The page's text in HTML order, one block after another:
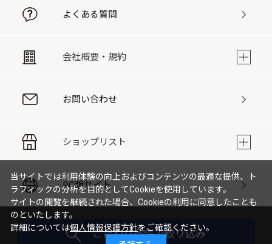
こだわり条件で絞り込み
よくある質問
会社概要・規約
お問い合わせ
ショップリスト
PC版サイト
当サイトでは利用体験の向上およびコンテンツの最適な提供、ト
ラフィックの分析を目的としてCookieを使用しています。
サイトの閲覧を継続された場合、Cookieの利用に同意したことも
のといたします。
詳細については個人情報保護方針をご確認ください。